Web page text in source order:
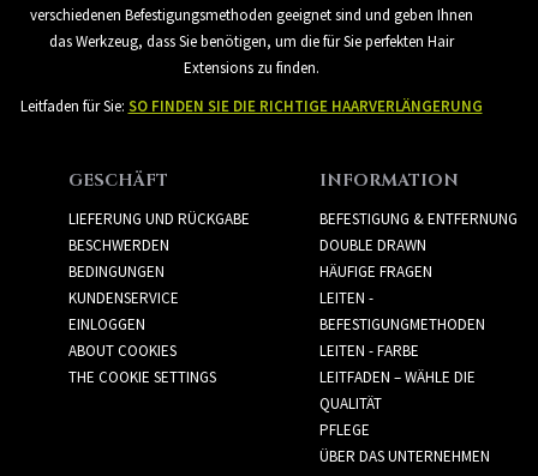
verschiedenen Befestigungsmethoden geeignet sind und geben Ihnen
das Werkzeug, dass Sie benötigen, um die für Sie perfekten Hair
Extensions zu finden.
Leitfaden für Sie: SO FINDEN SIE DIE RICHTIGE HAARVERLÄNGERUNG
GESCHÄFT
LIEFERUNG UND RÜCKGABE
BESCHWERDEN
BEDINGUNGEN
KUNDENSERVICE
EINLOGGEN
ABOUT COOKIES
THE COOKIE SETTINGS
INFORMATION
BEFESTIGUNG & ENTFERNUNG
DOUBLE DRAWN
HÄUFIGE FRAGEN
LEITEN -
BEFESTIGUNGMETHODEN
LEITEN - FARBE
LEITFADEN – WÄHLE DIE
QUALITÄT
PFLEGE
ÜBER DAS UNTERNEHMEN